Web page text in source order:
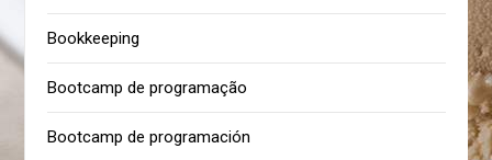
Bookkeeping
Bootcamp de programação
Bootcamp de programación